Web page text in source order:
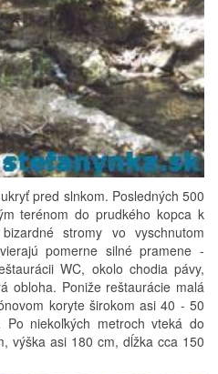
pred slnkom. Posledných 500
terénom do prudkého kopca k
stromy vo vyschnutom
pomerne silné pramene -
WC, okolo chodia pávy,
obloha. Poniže reštaurácie malá
koryte širokom asi 40 - 50
niekoľkých metroch vteká do
výška asi 180 cm, dĺžka cca 150